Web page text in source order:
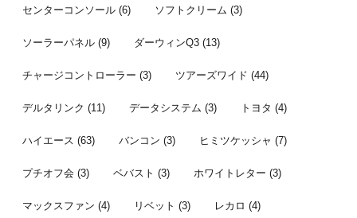
センターコンソール (6) ソフトクリーム (3)
ソーラーパネル (9) ダーウィンQ3 (13)
チャージコントローラー (3) ツアーズワイド (44)
デルタリンク (11) データシステム (3) トヨタ (4)
ハイエース (63) バンコン (3) ヒミツケッシャ (7)
プチオフ会 (3) ベバスト (3) ホワイトレター (3)
マックスファン (4) リベット (3) レカロ (4)